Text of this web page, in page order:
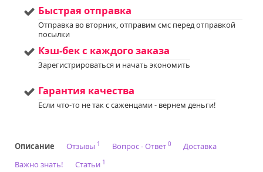
Напишите нам в Viber
+375298412160
Код на питомнике:
68
Быстрая отправка
Отправка во вторник, отправим смс перед отправкой
посылки
Кэш-бек с каждого заказа
Зарегистрироваться и начать экономить
Гарантия качества
Если что-то не так с саженцами - вернем деньги!
Описание Отзывы 1 Вопрос - Ответ 0
Доставка
Важно знать!
Статьи 1